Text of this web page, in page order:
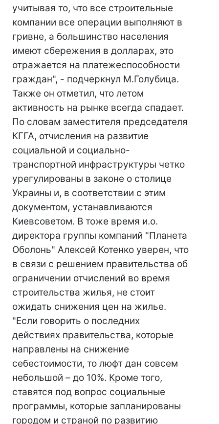
учитывая то, что все строительные
компании все операции выполняют в
гривне, а большинство населения
имеют сбережения в долларах, это
отражается на платежеспособности
граждан", - подчеркнул М.Голубица.
Также он отметил, что летом
активность на рынке всегда спадает.
По словам заместителя председателя
КГГА, отчисления на развитие
социальной и социально-
транспортной инфраструктуры четко
урегулированы в законе о столице
Украины и, в соответствии с этим
документом, устанавливаются
Киевсоветом. В тоже время и.о.
директора группы компаний "Планета
Оболонь" Алексей Котенко уверен, что
в связи с решением правительства об
ограничении отчислений во время
строительства жилья, не стоит
ожидать снижения цен на жилье.
"Если говорить о последних
действиях правительства, которые
направлены на снижение
себестоимости, то люфт дан совсем
небольшой – до 10%. Кроме того,
ставятся под вопрос социальные
программы, которые запланированы
городом и страной по развитию